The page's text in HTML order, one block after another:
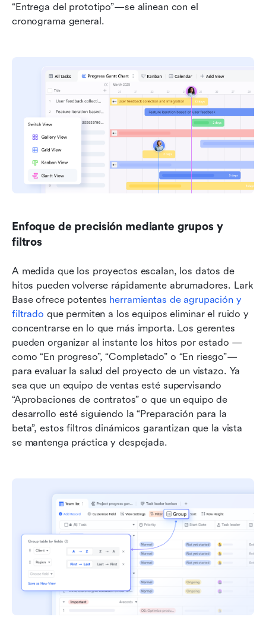
“Entrega del prototipo”—se alinean con el
cronograma general.
Enfoque de precisión mediante grupos y
filtros
A medida que los proyectos escalan, los datos de
hitos pueden volverse rápidamente abrumadores. Lark
Base ofrece potentes herramientas de agrupación y
filtrado que permiten a los equipos eliminar el ruido y
concentrarse en lo que más importa. Los gerentes
pueden organizar al instante los hitos por estado —
como “En progreso”, “Completado” o “En riesgo”—
para evaluar la salud del proyecto de un vistazo. Ya
sea que un equipo de ventas esté supervisando
“Aprobaciones de contratos” o que un equipo de
desarrollo esté siguiendo la “Preparación para la
beta”, estos filtros dinámicos garantizan que la vista
se mantenga práctica y despejada.